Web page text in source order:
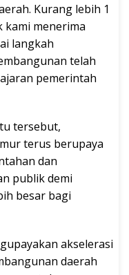
Kurang lebih 1
kami menerima
langkah
telah
pemerintah
tersebut,
terus berupaya
dan
publik demi
besar bagi
akselerasi
daerah